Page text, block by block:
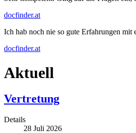
docfinder.at
Ich hab noch nie so gute Erfahrungen mit
docfinder.at
Aktuell
Vertretung
Details
28 Juli 2026